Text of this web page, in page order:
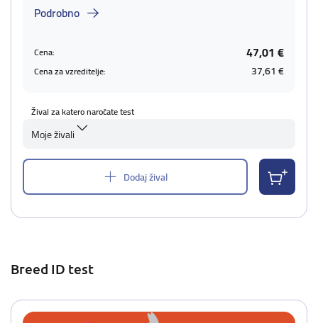
Podrobno
Cena: 47,01 €
Cena za vzreditelje: 37,61 €
Žival za katero naročate test
Moje živali
Dodaj žival
Breed ID test